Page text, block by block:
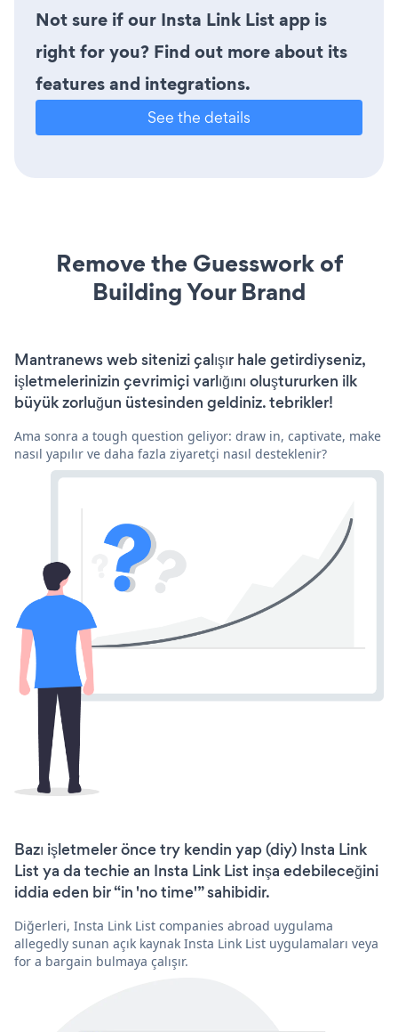
Not sure if our Insta Link List app is
right for you? Find out more about its
features and integrations.
See the details
Remove the Guesswork of
Building Your Brand
Mantranews web sitenizi çalışır hale getirdiyseniz,
işletmelerinizin çevrimiçi varlığını oluştururken ilk
büyük zorluğun üstesinden geldiniz. tebrikler!
Ama sonra a tough question geliyor: draw in, captivate, make
nasıl yapılır ve daha fazla ziyaretçi nasıl desteklenir?
Bazı işletmeler önce try kendin yap (diy) Insta Link
List ya da techie an Insta Link List inşa edebileceğini
iddia eden bir “in 'no time'” sahibidir.
Diğerleri, Insta Link List companies abroad uygulama
allegedly sunan açık kaynak Insta Link List uygulamaları veya
for a bargain bulmaya çalışır.